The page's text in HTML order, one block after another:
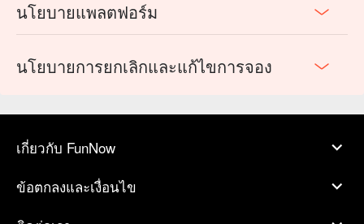
นโยบายแพลตฟอร์ม
นโยบายการยกเลิกและแก้ไขการจอง
เกี่ยวกับ FunNow
ข้อตกลงและเงื่อนไข